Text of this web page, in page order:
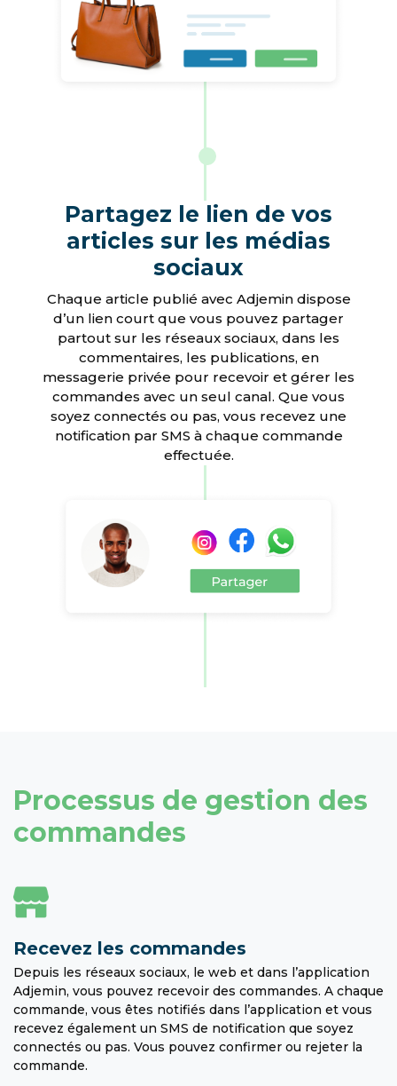
Partagez le lien de vos
articles sur les médias
sociaux
Chaque article publié avec Adjemin dispose
d’un lien court que vous pouvez partager
partout sur les réseaux sociaux, dans les
commentaires, les publications, en
messagerie privée pour recevoir et gérer les
commandes avec un seul canal. Que vous
soyez connectés ou pas, vous recevez une
notification par SMS à chaque commande
effectuée.
Processus de gestion des
commandes
Recevez les commandes
Depuis les réseaux sociaux, le web et dans l’application
Adjemin, vous pouvez recevoir des commandes. A chaque
commande, vous êtes notifiés dans l’application et vous
recevez également un SMS de notification que soyez
connectés ou pas. Vous pouvez confirmer ou rejeter la
commande.